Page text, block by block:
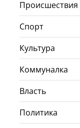
Происшествия
Спорт
Культура
Коммуналка
Власть
Политика